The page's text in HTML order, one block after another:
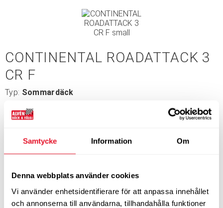
Samtycke Information Om
Denna webbplats använder cookies
Vi använder enhetsidentifierare för att anpassa innehållet
och annonserna till användarna, tillhandahålla funktioner
CONTINENTAL ROADATTACK 3
CR F
Typ: Sommardäck
Tillverkare:
DIMENSIONER
Bredd Profil
Hast.index H